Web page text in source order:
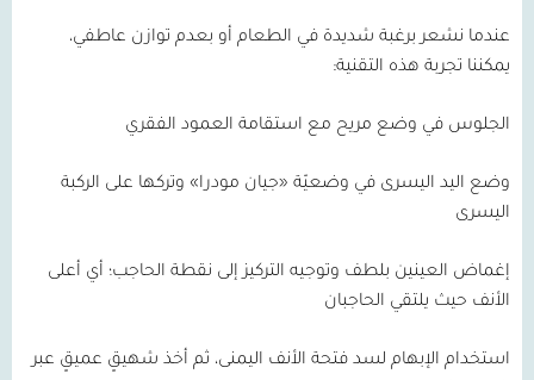
عندما نشعر برغبة شديدة في الطعام أو بعدم توازن عاطفي،
يمكننا تجربة هذه التقنية:
الجلوس في وضع مريح مع استقامة العمود الفقري
وضع اليد اليسرى في وضعيّة «جيان مودرا» وتركها على الركبة
اليسرى
إغماض العينين بلطف وتوجيه التركيز إلى نقطة الحاجب؛ أي أعلى
الأنف حيث يلتقي الحاجبان
استخدام الإبهام لسد فتحة الأنف اليمنى، ثم أخذ شهيقٍ عميقٍ عبر